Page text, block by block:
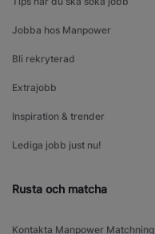
Jobba hos Manpower
Bli rekryterad
Extrajobb
Inspiration & trender
Lediga jobb just nu!
Rusta och matcha
Kontakta Manpower Matchning